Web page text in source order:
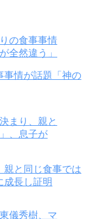
事情が話題「神の
親と同じ食事では
成長し証明